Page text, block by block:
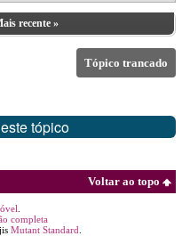
recente»
Tópico trancado
tópico
Voltar ao topo
completa
Mutant Standard